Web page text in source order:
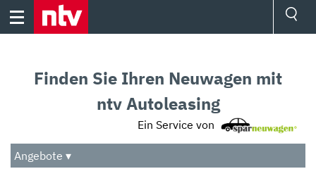
Skip
Audio
Das Beste
Finden Sie Ihren Neuwagen mit
ntv Autoleasing
Ein Service von
Angebote ▾